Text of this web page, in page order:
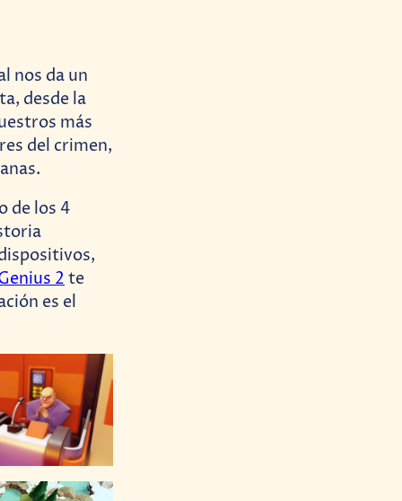
nos da un
desde la
más
del crimen,
de los 4
2te
es el